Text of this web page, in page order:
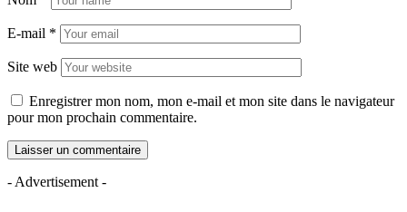
E-mail *
Site web
Enregistrer mon nom, mon e-mail et mon site dans le navigateur
pour mon prochain commentaire.
- Advertisement -